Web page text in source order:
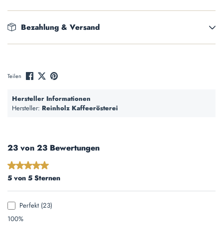
Bezahlung & Versand
Teilen
Hersteller Informationen
Hersteller: Reinholz Kaffeerösterei
23 von 23 Bewertungen
Durchschnittliche Bewertung von 5 von 5 Sternen
5 von 5 Sternen
Perfekt (23)
100%